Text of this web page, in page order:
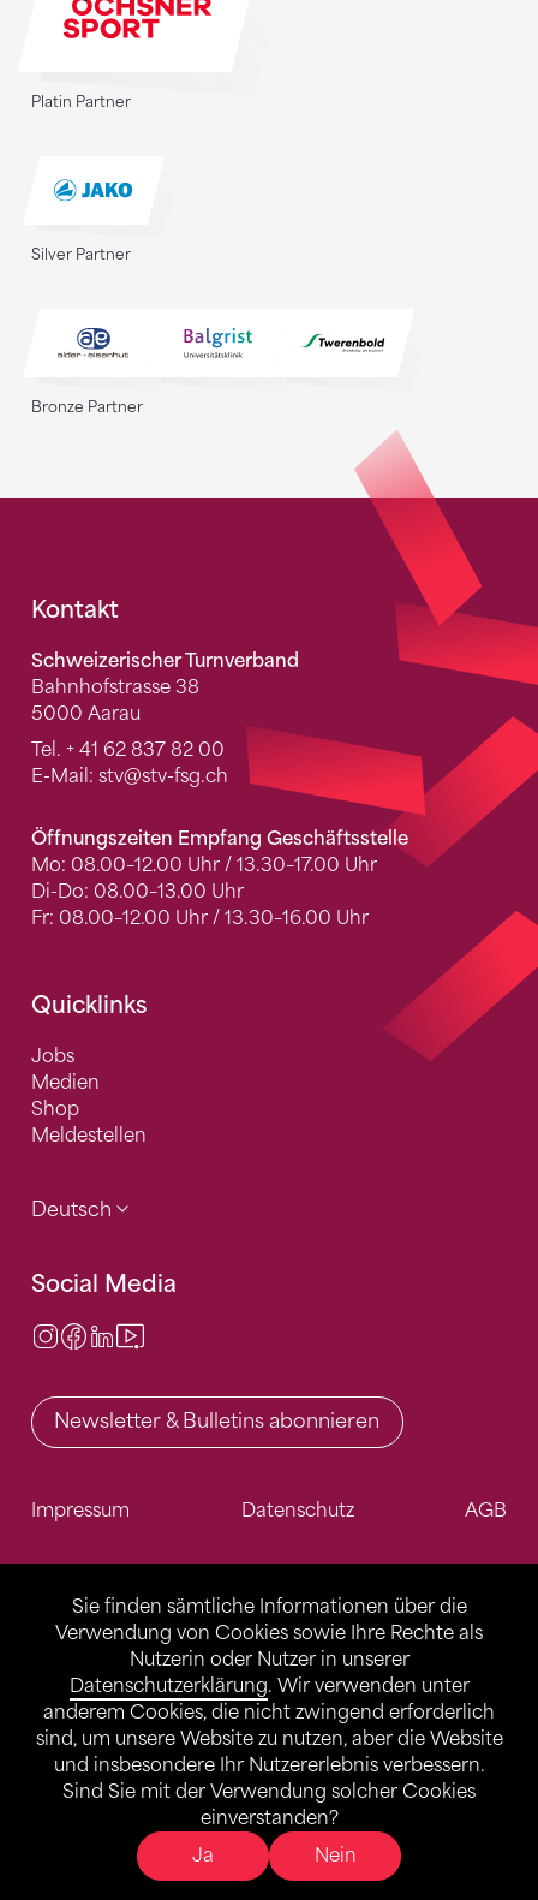
Sie finden sämtliche Informationen über die
Verwendung von Cookies sowie Ihre Rechte als
Nutzerin oder Nutzer in unserer
Datenschutzerklärung. Wir verwenden unter
anderem Cookies, die nicht zwingend erforderlich
sind, um unsere Website zu nutzen, aber die Website
und insbesondere Ihr Nutzererlebnis verbessern.
Sind Sie mit der Verwendung solcher Cookies
einverstanden?
Ja
Nein
Platin Partner
Silver Partner
Bronze Partner
Fusszeile
Kontakt
Schweizerischer Turnverband
Bahnhofstrasse 38
5000 Aarau
Tel. + 41 62 837 82 00
E-Mail: stv@stv-fsg.ch
Öffnungszeiten Empfang Geschäftsstelle
Mo: 08.00–12.00 Uhr / 13.30–17.00 Uhr
Di-Do: 08.00–13.00 Uhr
Fr: 08.00–12.00 Uhr / 13.30–16.00 Uhr
Quicklinks
Jobs
Medien
Shop
Meldestellen
Deutsch
Social Media
Instagram
Facebook
LinkedIn
Newsletter & Bulletins abonnieren
Impressum Datenschutz AGB